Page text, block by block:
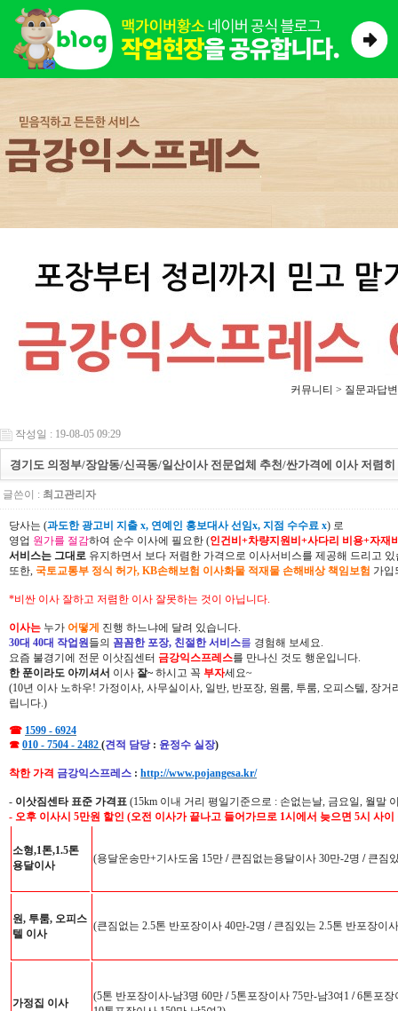
커뮤니티 > 질문과답변
작성일 : 19-08-05 09:29
경기도 의정부/장암동/신곡동/일산이사 전문업체 추천/싼가격에 이사 저렴
글쓴이 : 최고관리자
당사는 (과도한 광고비 지출 x, 연예인 홍보대사 선임x, 지점 수수료 x) 로
영업 원가를 절감하여 순수 이사에 필요한 (인건비+차량지원비+사다리 비용+자재
서비스는 그대로 유지하면서 보다 저렴한 가격으로 이사서비스를 제공해 드리고 있
또한, 국토교통부 정식 허가, KB손해보험 이사화물 적재물 손해배상 책임보험 가입
*비싼 이사 잘하고 저렴한 이사 잘못하는 것이 아닙니다.
이사는 누가 어떻게 진행 하느냐에 달려 있습니다.
30대 40대 작업원들의 꼼꼼한 포장, 친절한 서비스를 경험해 보세요.
요즘 불경기에 전문 이삿짐센터 금강익스프레스를 만나신 것도 행운입니다.
한 푼이라도 아끼셔서 이사 잘~ 하시고 꼭 부자세요~
(10년 이사 노하우! 가정이사, 사무실이사, 일반, 반포장, 원룸, 투룸, 오피스텔, 장
립니다.)
☎ 1599 - 6924
☎ 010 - 7504 - 2482 (견적 담당 : 윤정수 실장)
착한 가격 금강익스프레스 : http://www.pojangesa.kr/
- 이삿짐센타 표준 가격표 (15km 이내 거리 평일기준으로 : 손없는날, 금요일, 월말
- 오후 이사시 5만원 할인 (오전 이사가 끝나고 들어가므로 1시에서 늦으면 5시 사
소형,1톤,1.5톤
용달이사
(용달운송만+기사도움 15만 /큰짐없는용달이사 30만-2명 /큰짐
원, 투룸, 오피스
텔 이사
(큰짐없는 2.5톤 반포장이사 40만-2명 /큰짐있는 2.5톤 반포장이
가정집 이사
(5톤 반포장이사-남3명 60만 /5톤포장이사 75만-남3여1 /6톤포장